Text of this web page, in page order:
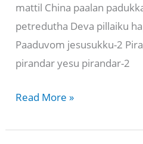
mattil China paalan
petredutha Deva pillaiku
Paaduvom jesusukku-2
pirandar yesu pirandar-2
Christmas
Christmas
Read More »